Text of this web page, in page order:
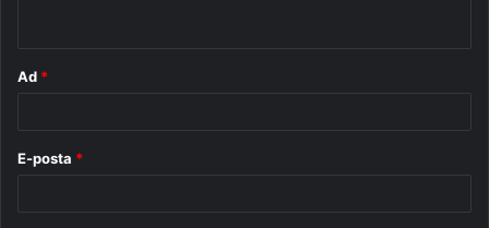
Ad *
E-posta *